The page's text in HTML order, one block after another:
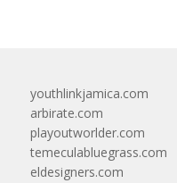
youthlinkjamica.com
arbirate.com
playoutworlder.com
temeculabluegrass.com
eldesigners.com